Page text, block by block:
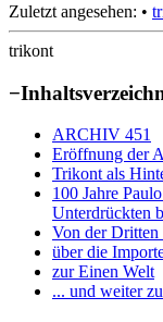
Zuletzt angesehen: •
trikont
−
ARCHIV 451
Eröffnung der
Trikont als
100 Jahre
Unterdrückten
Von der Dritten
über die
zur Einen Welt
... und weiter